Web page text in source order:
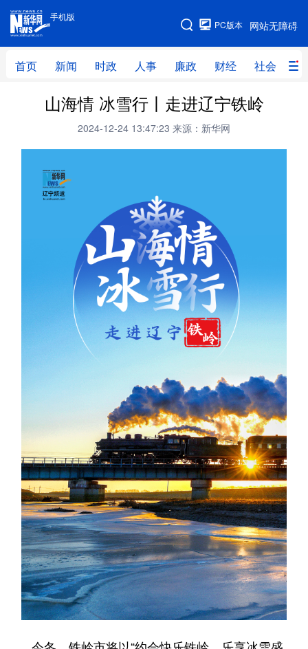
手机版
网站无障碍
PC版本
首页 新闻 时政 人事 廉政 财经 社会 科
手机版
网站地图
首页 新闻 时政 人事
财经 社会
体育
天津 河北
吉林 上海 江苏
安徽 福建
海南 重庆
贵州 云南 西藏
甘肃 青海 宁夏
新疆 内蒙古 黑龙江
多语种频道
English Español Français عربى
Русский язык 日本語 한국어
Deutsch Português
山海情 冰雪行丨走进辽宁铁岭
2024-12-24 13:47:23 来源：新华网